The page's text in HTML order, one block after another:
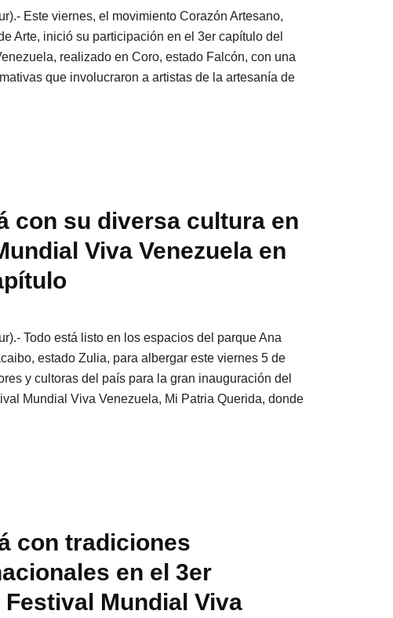
Este viernes, el movimiento Corazón Artesano,
Arte, inició su participación en el 3er capítulo del
realizado en Coro, estado Falcón, con una
que involucraron a artistas de la artesanía de
con su diversa cultura en
Viva Venezuela en
Todo está listo en los espacios del parque Ana
estado Zulia, para albergar este viernes 5 de
y cultoras del país para la gran inauguración del
Mundial Viva Venezuela, Mi Patria Querida, donde
con tradiciones
en el 3er
Mundial Viva